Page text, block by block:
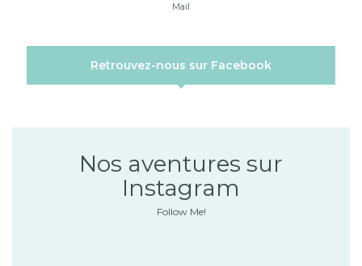
Mail
Retrouvez-nous sur Facebook
Nos aventures sur
Instagram
Follow Me!